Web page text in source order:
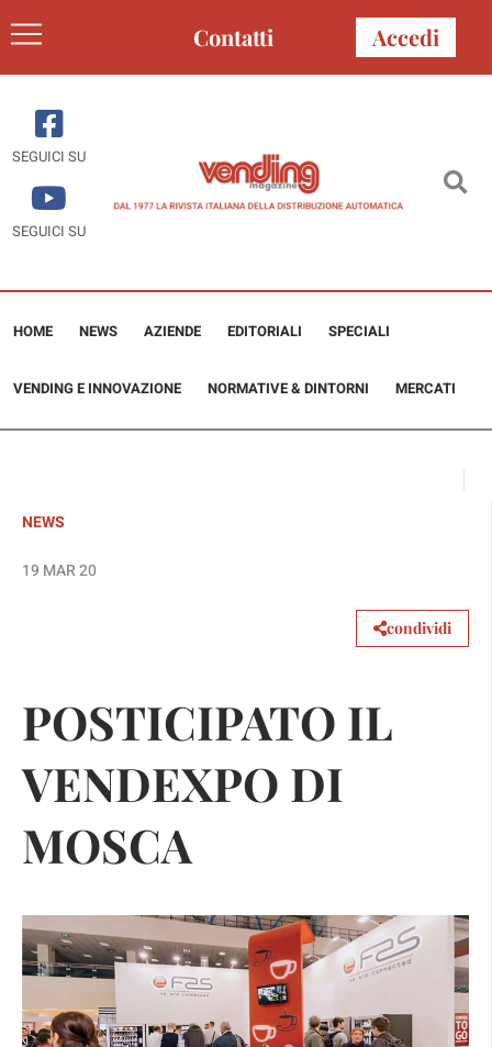
Contatti Accedi
SEGUICI SU
SEGUICI SU
HOME NEWS AZIENDE EDITORIALI SPECIALI
VENDING E INNOVAZIONE NORMATIVE & DINTORNI MERCATI
NEWS
19 MAR 20
condividi
POSTICIPATO IL
VENDEXPO DI
MOSCA